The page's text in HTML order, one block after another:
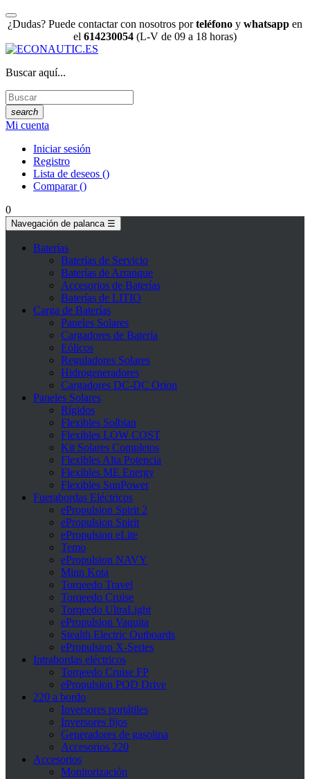
¿Dudas? Puede contactar con nosotros porteléfono y whatsapp en
el 614230054 (L-V de 09 a 18 horas)
Buscar aquí...
search
Mi cuenta
Iniciar sesión
Registro
Lista de deseos ()
Comparar()
0
Navegación de palanca ☰
Baterías
Baterías de Servicio
Baterías de Arranque
Accesorios de Baterías
Baterías de LITIO
Carga de Baterías
Paneles Solares
Cargadores de Batería
Eólicos
Reguladores Solares
Hidrogeneradores
Cargadores DC-DC Orion
Paneles Solares
Rígidos
Flexibles Solbian
Flexibles LOW COST
Kit Solares Completos
Flexibles Alta Potencia
Flexibles ME Energy
Flexibles SunPower
Fuerabordas Eléctricos
ePropulsion Spirit 2
ePropulsion Spirit
ePropulsion eLite
Temo
ePropulsion NAVY
Minn Kota
Torqeedo Travel
Torqeedo Cruise
Torqeedo UltraLight
ePropulsion Vaquita
Stealth Electric Outboards
ePropulsion X-Series
Intrabordas eléctricos
Torqeedo Cruise FP
ePropulsion POD Drive
220 a bordo
Inversores portátiles
Inversores fijos
Generadores de gasolina
Accesorios 220
Accesorios
Monitorización